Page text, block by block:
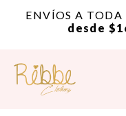
ENVÍOS A
desde